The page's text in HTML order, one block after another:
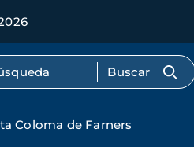
Coloma de Farners